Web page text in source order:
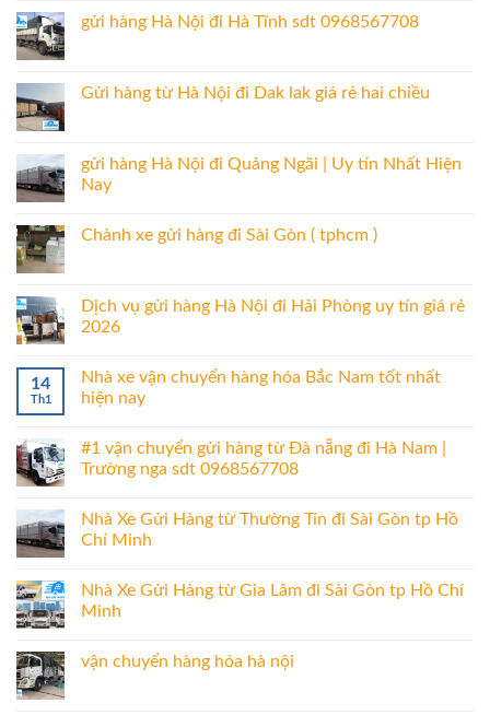
gửi hàng Hà Nội đi Hà Tĩnh sdt 0968567708
Gửi hàng từ Hà Nội đi Dak lak giá rẻ hai chiều
gửi hàng Hà Nội đi Quảng Ngãi | Uy tín Nhất Hiện
Nay
Chành xe gửi hàng đi Sài Gòn ( tphcm )
Dịch vụ gửi hàng Hà Nội đi Hải Phòng uy tín giá rẻ
2026
14
Th1
Nhà xe vận chuyển hàng hóa Bắc Nam tốt nhất
hiện nay
#1 vận chuyển gửi hàng từ Đà nẵng đi Hà Nam |
Trường nga sdt 0968567708
Nhà Xe Gửi Hàng từ Thường Tín đi Sài Gòn tp Hồ
Chí Minh
Nhà Xe Gửi Hàng từ Gia Lâm đi Sài Gòn tp Hồ Chí
Minh
vận chuyển hàng hóa hà nội